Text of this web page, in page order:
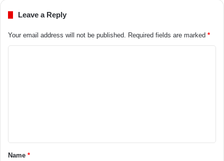
Leave a Reply
Your email address will not be published. Required fields are marked *
Name *